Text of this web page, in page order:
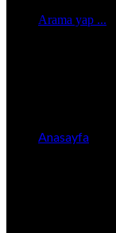
Arama yap ...
Anasayfa